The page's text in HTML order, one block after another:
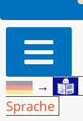
→
Sprache